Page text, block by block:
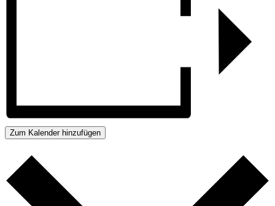
Zum Kalender hinzufügen